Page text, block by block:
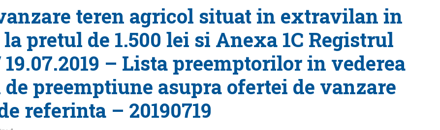
teren agricol situat in extravilan in
pretul de 1.500 lei si Anexa 1C Registrul
– Lista preemptorilor in vederea
preemptiune asupra ofertei de vanzare
referinta – 20190719